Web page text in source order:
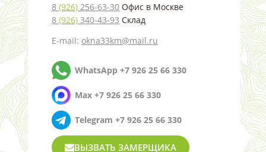
8 (926) 256-63-30 Офис в Москве
8 (926) 340-43-93 Склад
E-mail: okna33km@mail.ru
WhatsApp +7 926 25 66 330
Max +7 926 25 66 330
Telegram +7 926 25 66 330
ВЫЗВАТЬ ЗАМЕРЩИКА